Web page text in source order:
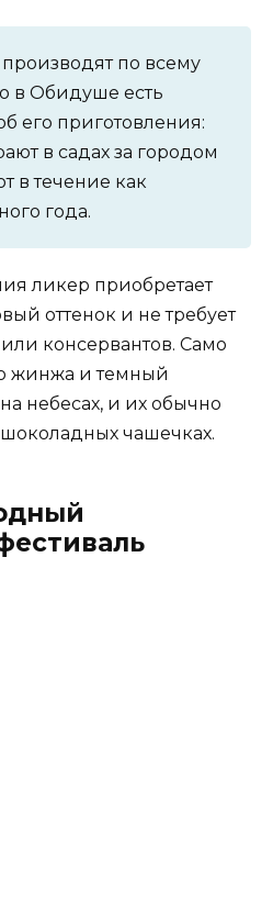
производят по всему
в Обидуше есть
его приготовления:
в садах за городом
в течение как
года.
ликер приобретает
оттенок и не требует
консервантов. Само
жинжа и темный
небесах, и их обычно
чашечках.